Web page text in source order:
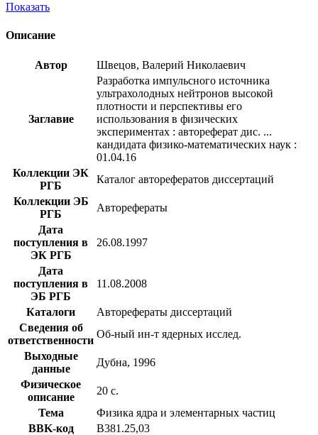
Показать
Описание
Автор Швецов, Валерий Николаевич
Заглавие
Разработка импульсного источника
ультрахолодных нейтронов высокой
плотности и перспективы его
использования в физических
экспериментах : автореферат дис. ...
кандидата физико-математических наук :
01.04.16
Коллекции ЭК
РГБ
Каталог авторефератов диссертаций
Коллекции ЭБ
РГБ
Авторефераты
Дата
поступления в
ЭК РГБ
26.08.1997
Дата
поступления в
ЭБ РГБ
11.08.2008
Каталоги
Авторефераты диссертаций
Сведения об
ответственности
Об-ный ин-т ядерных исслед.
Выходные
данные
Дубна, 1996
Физическое
описание
20 с.
Тема
Физика ядра и элементарных частиц
BBK-код
В381.25,03